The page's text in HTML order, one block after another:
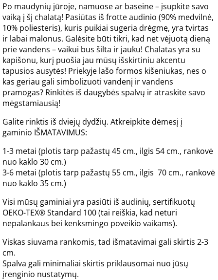
Po maudynių jūroje, namuose аr baseine – įsupkite savo
vaiką į šį chalatą! Pasiūtas iš frotte audinio (90% medvilnė,
10% poliesteris), kuris puikiai sugeria drėgmę, yra tvirtas
ir labai malonus. Galėsite būti tikri, kad net vėjuotą dieną
prie vandens – vaikui bus šilta ir jauku! Chalatas yra su
kapišonu, kurį puošia jau mūsų išskirtiniu akcentu
tapusios ausytės! Priekyje lašo formos kišeniukas, nes o
kas geriau gali simbolizuoti vandenį ir vandens
pramogas? Rinkitės iš daugybės spalvų ir atraskite savo
mėgstamiausią!
Galite rinktis iš dviejų dydžių. Atkreipkite dėmesį į
gaminio IŠMATAVIMUS:
1-3 metai (plotis tarp pažastų 45 cm., ilgis 54 cm., rankovė
nuo kaklo 30 cm.)
3-6 metai (plotis tarp pažastų 55 cm., ilgis 70 cm., rankovė
nuo kaklo 35 cm.)
Visi mūsų gaminiai yra pasiūti iš audinių, sertifikuotų
OEKO-TEX® Standard 100 (tai reiškia, kad neturi
nepalankaus bei kenksmingo poveikio vaikams).
Viskas siuvama rankomis, tad išmatavimai gali skirtis 2-3
cm.
Spalva gali minimaliai skirtis priklausomai nuo jūsų
įrenginio nustatymų.